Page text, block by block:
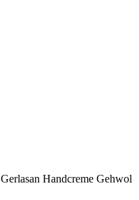
Gerlasan Handcreme Gehwol